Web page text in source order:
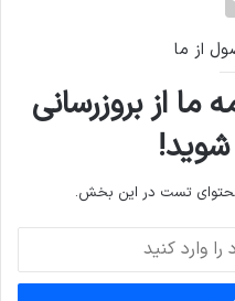
از ما
ما از بروزرسانی
تست در این بخش.